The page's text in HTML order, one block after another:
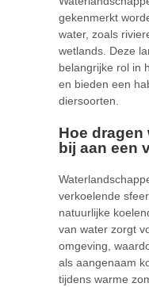
gekenmerkt
water, zoals
wetlands. Deze
belangrijke rol in
en bieden een
diersoorten.
Hoe
bij aan een
verkoelende
natuurlijke
van water zorgt
omgeving,
als aangenaam
tijdens warme